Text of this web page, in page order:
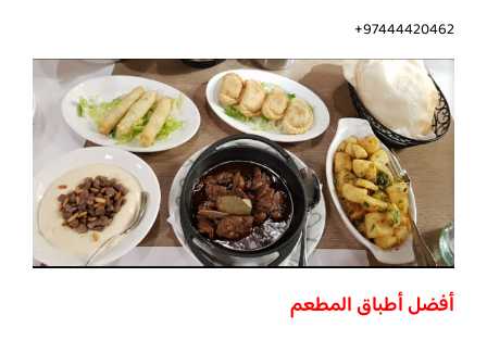
97444420462+
أفضل أطباق المطعم